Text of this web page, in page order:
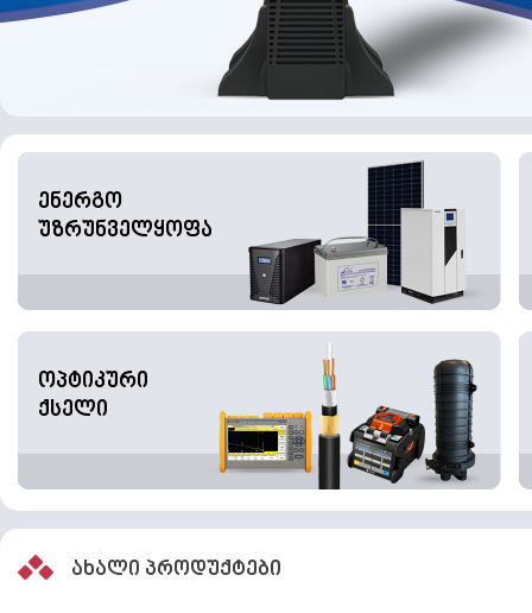
ენერგო
უზრუნველყოფა
ოპტიკური
ქსელი
ახალი პროდუქტები